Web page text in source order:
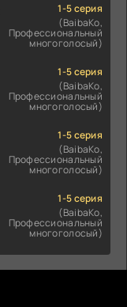
1-5 серия
(BaibaKo,
Профессиональный
многоголосый)
1-5 серия
(BaibaKo,
Профессиональный
многоголосый)
1-5 серия
(BaibaKo,
Профессиональный
многоголосый)
1-5 серия
(BaibaKo,
Профессиональный
многоголосый)